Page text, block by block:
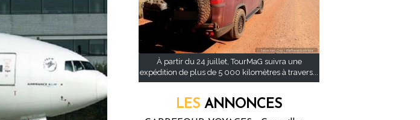
À partir du 24 juillet, TourMaG suivra une
expédition de plus de 5 000 kilomètres à travers...
LES ANNONCES